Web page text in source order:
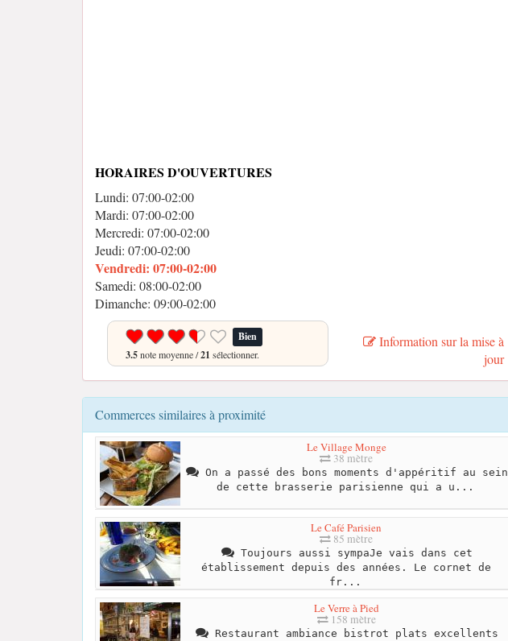
HORAIRES D'OUVERTURES
Lundi: 07:00-02:00
Mardi: 07:00-02:00
Mercredi: 07:00-02:00
Jeudi: 07:00-02:00
Vendredi: 07:00-02:00
Samedi: 08:00-02:00
Dimanche: 09:00-02:00
Bien
3.5note moyenne /21 sélectionner.
Information sur la mise à
jour
Commerces similaires à proximité
Le Village Monge
38 mètre
On a passé des bons moments d'appéritif au sein
de cette brasserie parisienne qui a u...
Le Café Parisien
85 mètre
Toujours aussi sympaJe vais dans cet
établissement depuis des années. Le cornet de
fr...
Le Verre à Pied
158 mètre
Restaurant ambiance bistrot plats excellents